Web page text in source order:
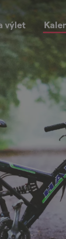
výlet